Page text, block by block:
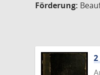
Förderung: